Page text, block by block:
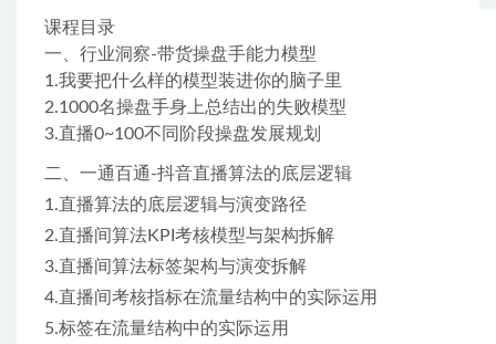
课程目录
一、行业洞察-带货操盘手能力模型
1.我要把什么样的模型装进你的脑子里
2.1000名操盘手身上总结出的失败模型
3.直播0~100不同阶段操盘发展规划
二、一通百通-抖音直播算法的底层逻辑
1.直播算法的底层逻辑与演变路径
2.直播间算法KPI考核模型与架构拆解
3.直播间算法标签架构与演变拆解
4.直播间考核指标在流量结构中的实际运用
5.标签在流量结构中的实际运用